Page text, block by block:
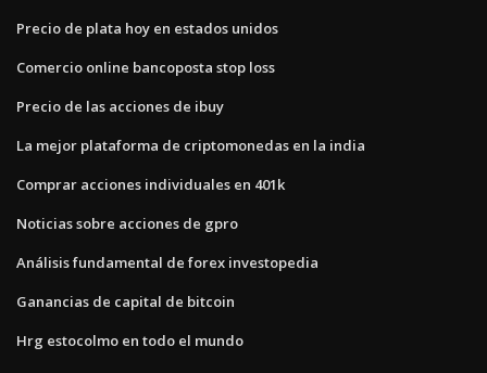
Precio de plata hoy en estados unidos
Comercio online bancoposta stop loss
Precio de las acciones de ibuy
La mejor plataforma de criptomonedas en la india
Comprar acciones individuales en 401k
Noticias sobre acciones de gpro
Análisis fundamental de forex investopedia
Ganancias de capital de bitcoin
Hrg estocolmo en todo el mundo